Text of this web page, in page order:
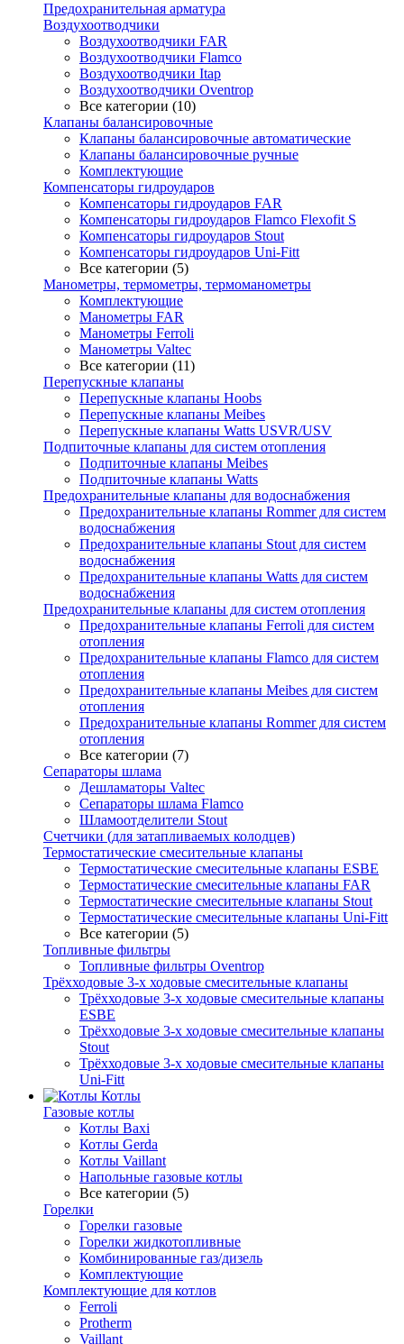
Предохранительная арматура
Воздухоотводчики
Воздухоотводчики FAR
Воздухоотводчики Flamco
Воздухоотводчики Itap
Воздухоотводчики Oventrop
Все категории (10)
Клапаны балансировочные
Клапаны балансировочные автоматические
Клапаны балансировочные ручные
Комплектующие
Компенсаторы гидроударов
Компенсаторы гидроударов FAR
Компенсаторы гидроударов Flamco Flexofit S
Компенсаторы гидроударов Stout
Компенсаторы гидроударов Uni-Fitt
Все категории (5)
Манометры, термометры, термоманометры
Комплектующие
Манометры FAR
Манометры Ferroli
Манометры Valtec
Все категории (11)
Перепускные клапаны
Перепускные клапаны Hoobs
Перепускные клапаны Meibes
Перепускные клапаны Watts USVR/USV
Подпиточные клапаны для систем отопления
Подпиточные клапаны Meibes
Подпиточные клапаны Watts
Предохранительные клапаны для водоснабжения
Предохранительные клапаны Rommer для систем
водоснабжения
Предохранительные клапаны Stout для систем
водоснабжения
Предохранительные клапаны Watts для систем
водоснабжения
Предохранительные клапаны для систем отопления
Предохранительные клапаны Ferroli для систем
отопления
Предохранительные клапаны Flamco для систем
отопления
Предохранительные клапаны Meibes для систем
отопления
Предохранительные клапаны Rommer для систем
отопления
Все категории (7)
Сепараторы шлама
Дешламаторы Valtec
Сепараторы шлама Flamco
Шламоотделители Stout
Счетчики (для затапливаемых колодцев)
Термостатические смесительные клапаны
Термостатические смесительные клапаны ESBE
Термостатические смесительные клапаны FAR
Термостатические смесительные клапаны Stout
Термостатические смесительные клапаны Uni-Fitt
Все категории (5)
Топливные фильтры
Топливные фильтры Oventrop
Трёхходовые 3-х ходовые смесительные клапаны
Трёхходовые 3-х ходовые смесительные клапаны
ESBE
Трёхходовые 3-х ходовые смесительные клапаны
Stout
Трёхходовые 3-х ходовые смесительные клапаны
Uni-Fitt
Котлы
Газовые котлы
Котлы Baxi
Котлы Gerda
Котлы Vaillant
Напольные газовые котлы
Все категории (5)
Горелки
Горелки газовые
Горелки жидкотопливные
Комбинированные газ/дизель
Комплектующие
Комплектующие для котлов
Ferroli
Protherm
Vaillant